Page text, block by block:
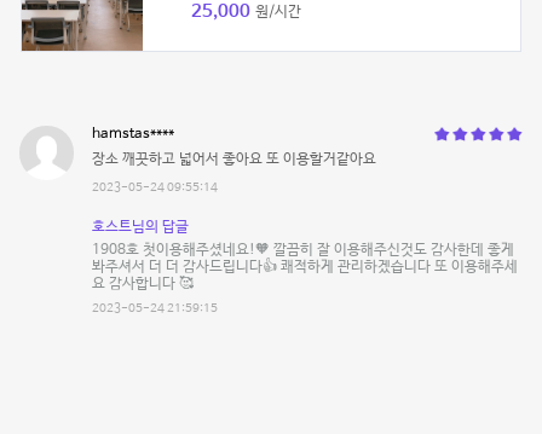
25,000 원/시간
hamstas****
장소 깨끗하고 넓어서 좋아요 또 이용할거같아요
2023-05-24 09:55:14
호스트님의 답글
1908호 첫이용해주셨네요!🧡 깔끔히 잘 이용해주신것도 감사한데 좋게
봐주셔서 더 더 감사드립니다👍 쾌적하게 관리하겠습니다 또 이용해주세
요 감사합니다 🥰
2023-05-24 21:59:15